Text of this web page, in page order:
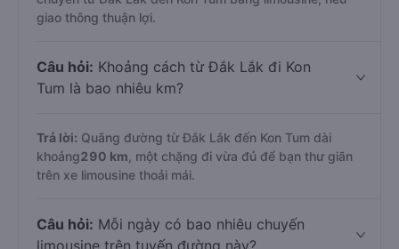
giao thông thuận lợi.
Câu hỏi: Khoảng cách từ Đắk Lắk đi Kon
Tum là bao nhiêu km?
Trả lời: Quãng đường từ Đắk Lắk đến Kon Tum dài
khoảng290 km , một chặng đi vừa đủ để bạn thư giãn
trên xe limousine thoải mái.
Câu hỏi: Mỗi ngày có bao nhiêu chuyến
limousine trên tuyến đường này?